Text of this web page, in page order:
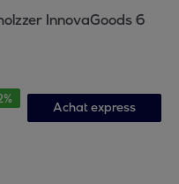
InnovaGoods 6
%
Achat express